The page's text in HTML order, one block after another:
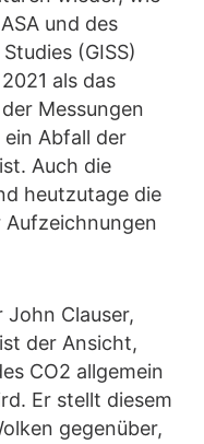
und des
(GISS)
als das
Messungen
Abfall der
Auch die
heutzutage die
Aufzeichnungen
Clauser,
der Ansicht,
CO2 allgemein
Er stellt diesem
gegenüber,